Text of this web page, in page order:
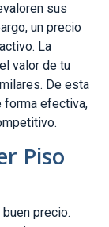
sus
un precio
La
valor de tu
De esta
forma efectiva,
Piso
precio.